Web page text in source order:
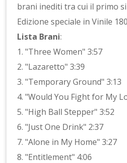
brani inediti tra cui il primo
Edizione speciale in Vinile
Lista Brani:
1. "Three Women" 3:57
2. "Lazaretto" 3:39
3. "Temporary Ground" 3:13
4. "Would You Fight for My
5. "High Ball Stepper" 3:52
6. "Just One Drink" 2:37
7. "Alone in My Home" 3:27
8. "Entitlement" 4:06